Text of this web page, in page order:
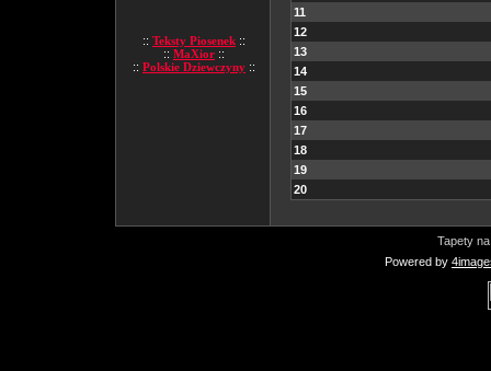
:: Teksty Piosenek ::
:: MaXior ::
:: Polskie Dziewczyny ::
11
12
13
14
15
16
17
18
19
20
Tapety
Powered by